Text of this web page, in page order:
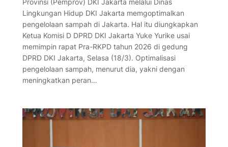
Provinsi (Pemprov) DKI Jakarta melalui Dinas
Lingkungan Hidup DKI Jakarta memgoptimalkan
pengelolaan sampah di Jakarta. Hal itu diungkapkan
Ketua Komisi D DPRD DKI Jakarta Yuke Yurike usai
memimpin rapat Pra-RKPD tahun 2026 di gedung
DPRD DKI Jakarta, Selasa (18/3). Optimalisasi
pengelolaan sampah, menurut dia, yakni dengan
meningkatkan peran…